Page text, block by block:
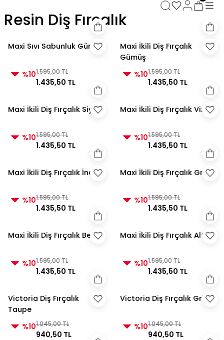
3000 TL ve Üzeri Alışverişlerde Kargo Bedava! 2
3000 TL ve Üzeri Alışverişlerde Kargo Bedava!
3000 TL ve Üzeri Alışverişlerde Kargo Bedava!
Resin Diş Fırçalık
Maxi Sıvı Sabunluk Gümüş
%101.595,00 TL
1.435,50 TL
Maxi İkili Diş Fırçalık
Gümüş
%101.595,00 TL
1.435,50 TL
Maxi İkili Diş Fırçalık Siyah
%101.595,00 TL
1.435,50 TL
Maxi İkili Diş Fırçalık Vizon
%101.595,00 TL
1.435,50 TL
Maxi İkili Diş Fırçalık İnci
%101.595,00 TL
1.435,50 TL
Maxi İkili Diş Fırçalık Gri
%101.595,00 TL
1.435,50 TL
Maxi İkili Diş Fırçalık Beyaz
%101.595,00 TL
1.435,50 TL
Maxi İkili Diş Fırçalık Altın
%101.595,00 TL
1.435,50 TL
Victoria Diş Fırçalık
Taupe
%101.045,00 TL
940,50 TL
Victoria Diş Fırçalık Gri
%101.045,00 TL
940,50 TL